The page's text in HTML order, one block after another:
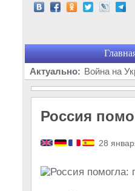
Актуально: Война на
Россия
28